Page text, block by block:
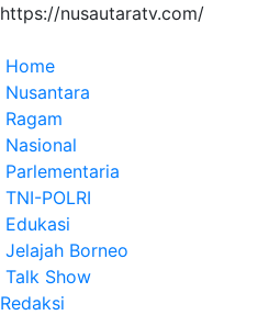
https://nusautaratv.com/
Home
Nusantara
Ragam
Nasional
Parlementaria
TNI-POLRI
Edukasi
Jelajah Borneo
Talk Show
Redaksi